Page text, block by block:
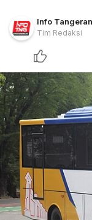
Info
Tim Redaksi